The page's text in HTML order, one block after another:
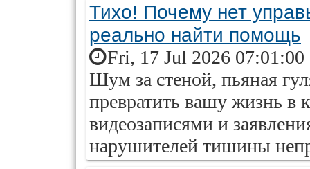
Тихо! Почему нет
реально найти помощь
Fri, 17 Jul 2026 07:01:00
Шум за стеной, пьяная
превратить вашу жизнь в
видеозаписями и
нарушителей тишины